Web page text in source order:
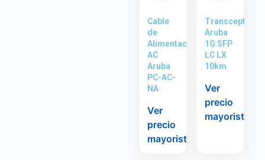
Cable
de
Alimentación
AC
Aruba
PC-AC-
NA
Ver
precio
mayorista
Transceptor
Aruba
1G SFP
LC LX
10km
Ver
precio
mayorista